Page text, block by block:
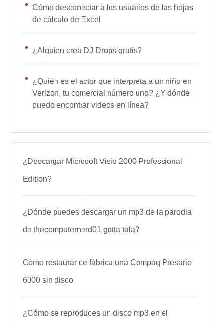
Cómo desconectar a los usuarios de las hojas
de cálculo de Excel
¿Alguien crea DJ Drops gratis?
¿Quién es el actor que interpreta a un niño en
Verizon, tu comercial número uno? ¿Y dónde
puedo encontrar videos en línea?
¿Descargar Microsoft Visio 2000 Professional
Edition?
¿Dónde puedes descargar un mp3 de la parodia
de thecomputernerd01 gotta tala?
Cómo restaurar de fábrica una Compaq Presario
6000 sin disco
¿Cómo se reproduces un disco mp3 en el